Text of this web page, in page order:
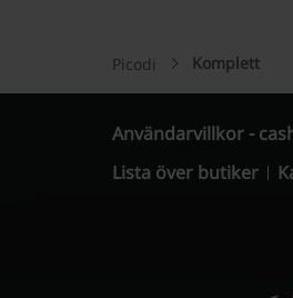
Picodi Komplett
Användarvillkor -
Lista över butiker